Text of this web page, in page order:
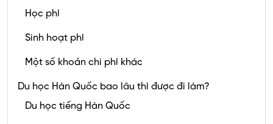
Học phí
Sinh hoạt phí
Một số khoản chi phí khác
Du học Hàn Quốc bao lâu thì được đi làm?
Du học tiếng Hàn Quốc